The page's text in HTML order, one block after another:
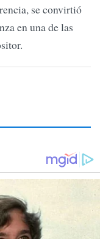
se convirtió
en una de las